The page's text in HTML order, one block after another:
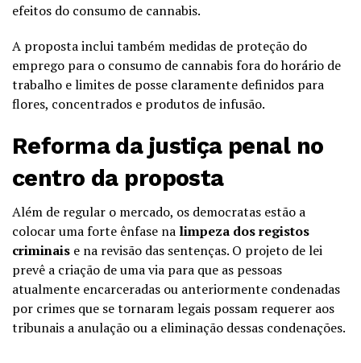
efeitos do consumo de cannabis.
A proposta inclui também medidas de proteção do
emprego para o consumo de cannabis fora do horário de
trabalho e limites de posse claramente definidos para
flores, concentrados e produtos de infusão.
Reforma da justiça penal no
centro da proposta
Além de regular o mercado, os democratas estão a
colocar uma forte ênfase na limpeza dos registos
criminais e na revisão das sentenças. O projeto de lei
prevê a criação de uma via para que as pessoas
atualmente encarceradas ou anteriormente condenadas
por crimes que se tornaram legais possam requerer aos
tribunais a anulação ou a eliminação dessas condenações.